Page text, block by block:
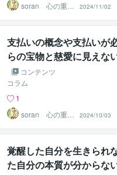
soran 心の重荷
を下ろせるヒー
リング
2024/11/02
支払いの概念や支払いが
らの宝物と慈愛に見えな
必要という幻術が解ける
グ
コンテンツ
コラム
1
soran 心の重荷
を下ろせるヒー
リング
2024/10/03
覚醒した自分を生きられ
た自分の本質が分からな